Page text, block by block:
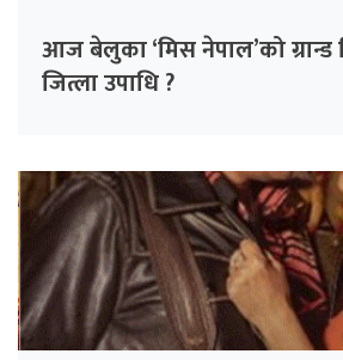
आज बेलुका ‘मिस नेपाल’को
जित्ला उपाधि ?